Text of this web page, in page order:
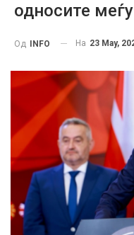
односите
Од INFO На 23 May,